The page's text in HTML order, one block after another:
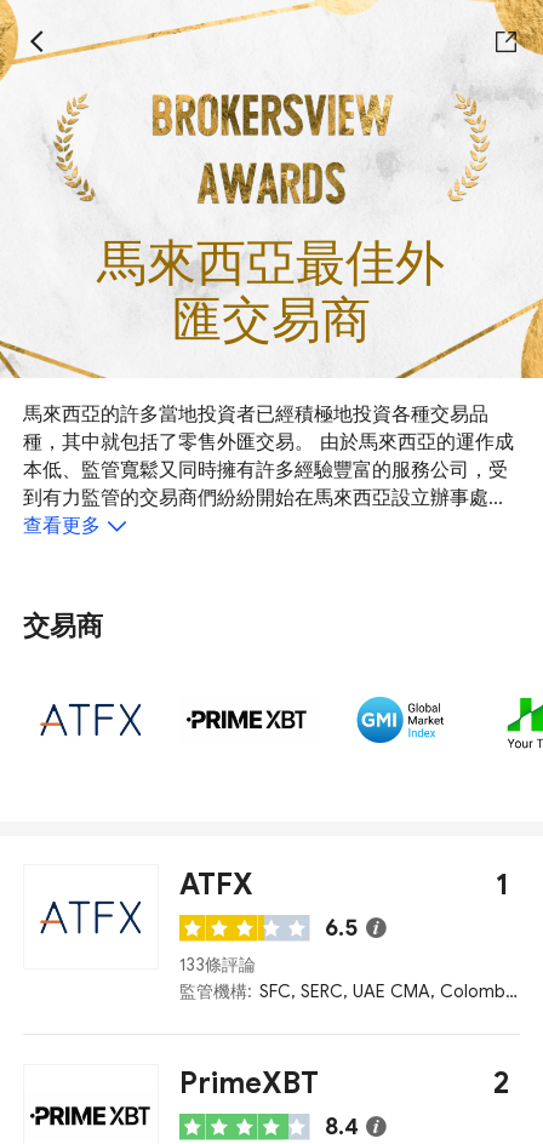
馬來西亞最佳外
匯交易商
馬來西亞的許多當地投資者已經積極地投資各種交易品
種，其中就包括了零售外匯交易。 由於馬來西亞的運作成
本低、監管寬鬆又同時擁有許多經驗豐富的服務公司，受
到有力監管的交易商們紛紛開始在馬來西亞設立辦事處，
目的是與亞洲投資者建立聯繫。馬來西亞的金融監管機構
來西亞提供服務的十大外匯交易商。
查看更多
交易商
ATFX 1
6.5
133條評論
監管機構:
SFC, SERC, UAE CMA, Colombia SFC, FSCA, Seychelles FSA, Mauritius FSC, ASIC, FCA, CySEC
PrimeXBT 2
8.4